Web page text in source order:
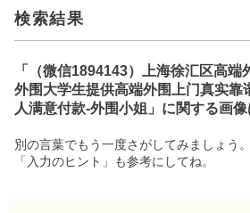
を
調
べ
よ
う
検索結果
「
（微信1894143）上海徐汇区高端
外围大学生提供高端外围上门真实靠
人满意付款-外围小姐 」に関する画
別の言葉でもう一度さがしてみましょう。
「入力のヒント」も参考にしてね。